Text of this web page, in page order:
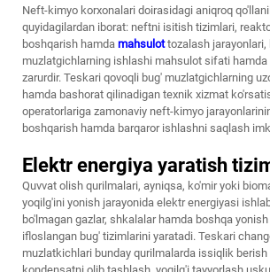
Neft-kimyo korxonalari doirasidagi aniqroq
quyidagilardan iborat: neftni isitish tizimlari,
boshqarish hamda mahsulottozalash jarayonlari,
muzlatgichlarning ishlashi mahsulot sifati
zarurdir. Teskari qovoqli bug' muzlatgichlarning
hamda bashorat qilinadigan texnik xizmat
operatorlariga zamonaviy neft-kimyo
boshqarish hamda barqaror ishlashni saqlash
Elektr energiya yaratish
Quvvat olish qurilmalari, ayniqsa, ko'mir yoki
yoqilg'ini yonish jarayonida elektr energiyasi
bo'lmagan gazlar, shkalalar hamda boshqa
ifloslangan bug' tizimlarini yaratadi. Teskari
muzlatkichlari bunday qurilmalarda issiqlik